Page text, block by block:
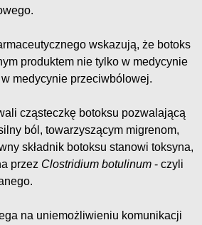
wskazują, że botoks
produktem nie tylko w medycynie
medycynie przeciwbólowej.
cząsteczkę botoksu pozwalającą
ból, towarzyszącym migrenom,
składnik botoksu stanowi toksyna,
przez Clostridium botulinum - czyli
na uniemożliwieniu komunikacji